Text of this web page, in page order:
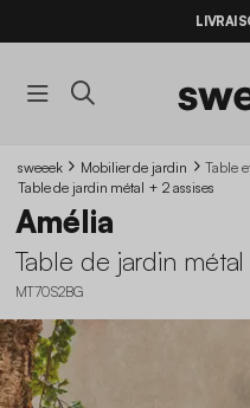
sweeek Mobilier de jardin
Table
Table de jardin métal + 2 assises
Amélia
Table de jardin métal
MT70S2BG